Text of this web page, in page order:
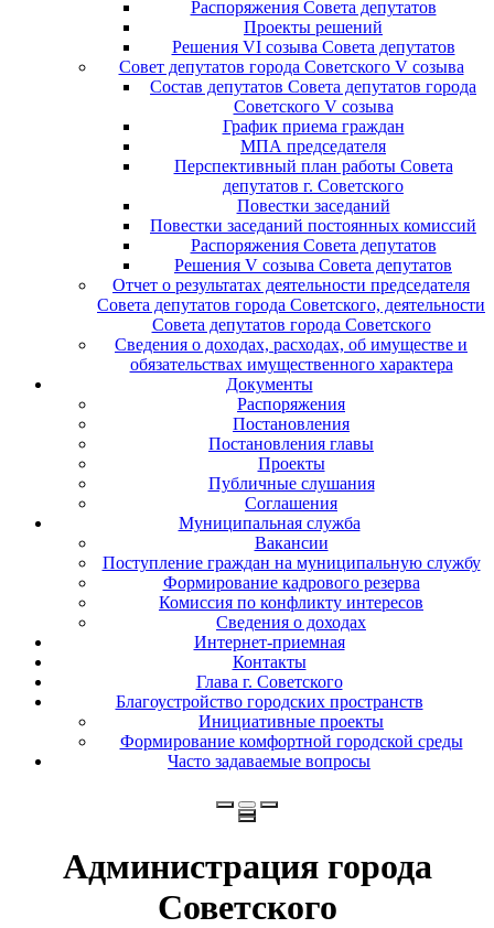
Распоряжения Совета депутатов
Проекты решений
Решения VI созыва Совета депутатов
Совет депутатов города Советского V созыва
Состав депутатов Совета депутатов города
Советского V созыва
График приема граждан
МПА председателя
Перспективный план работы Совета
депутатов г. Советского
Повестки заседаний
Повестки заседаний постоянных комиссий
Распоряжения Совета депутатов
Решения V созыва Совета депутатов
Отчет о результатах деятельности председателя
Совета депутатов города Советского, деятельности
Совета депутатов города Советского
Сведения о доходах, расходах, об имуществе и
обязательствах имущественного характера
Документы
Распоряжения
Постановления
Постановления главы
Проекты
Публичные слушания
Соглашения
Муниципальная служба
Вакансии
Поступление граждан на муниципальную службу
Формирование кадрового резерва
Комиссия по конфликту интересов
Сведения о доходах
Интернет-приемная
Контакты
Глава г. Советского
Благоустройство городских пространств
Инициативные проекты
Формирование комфортной городской среды
Часто задаваемые вопросы
Администрация города
Советского